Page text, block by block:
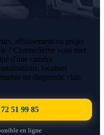
affaissement ou projet
? ChronoServe vous met
d'une caméra
localiser
un diagnostic clair.
51 99 85
en ligne